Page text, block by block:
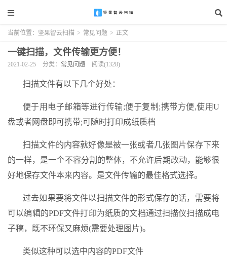
当前位置： 坚果智云扫描 > 常见问题 > 正文
一键扫描，文件传输更方便！
2021-02-25 分类： 常见问题 阅读(1328)
扫描文件有以下几个好处：
便于用电子邮箱等进行传输;便于复制;携带方便,使用U
盘或者网盘即可携带;可随时打印成纸质档
扫描文件的内容就好像是被一张或者几张图片保存下来
的一样，是一个不容分割的整体，不允许后期改动，能够很
好地保存文件本来内容。是文件传输的最佳格式选择。
过去如果要将文件以扫描文件的形式保存的话，需要将
可以编辑的PDF文件打印为纸质的文档通过扫描仪扫描成电
子稿，既不环保又麻烦(需要处理图片)。
类似这种可以选中内容的PDF文件